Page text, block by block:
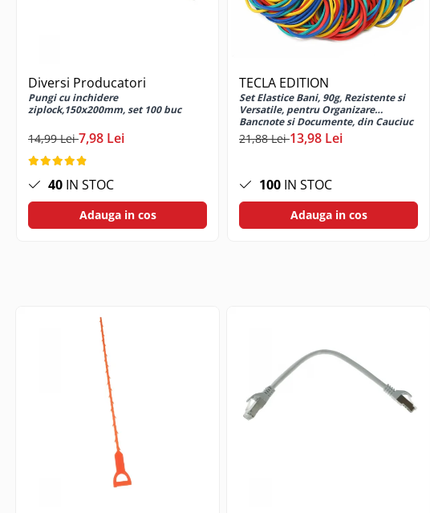
Stickers smartphone
Stylus pen
Suport auto
Suport birou
Accesorii tablete
10.9 (gen 10, 2022)
Huse si protectii pentru Apple iPad
Huse si protectii pentru Apple iPad
Huse si protectii pentru Samsung
Huse si protectii pentru Samsung
Diversi Producatori
Pungi cu inchidere
ziplock,150x200mm, set 100 buc
14,99 Lei7,98 Lei
40 IN STOC
Adauga in cos
TECLA EDITION
Set Elastice Bani, 90g, Rezistente si
Versatile, pentru Organizare
Bancnote si Documente, din Cauciuc
Natural
21,88 Lei13,98 Lei
100 IN STOC
Adauga in cos